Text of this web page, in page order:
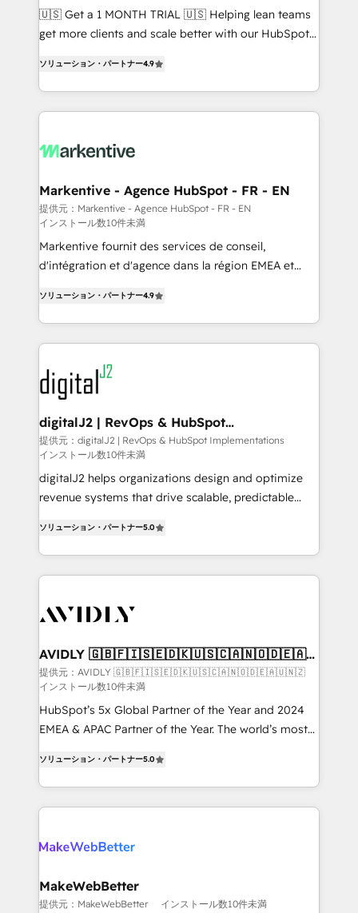
Build high-performing websites with UX, messaging,
& conversion strategy that drive results. 🤖AI
AI, & maximize AEO with tailored AI services. 🧩
Integrations: Extend HubSpot with custom
🇺🇸 Get a 1 MONTH TRIAL 🇺🇸 Helping lean teams
get more clients and scale better with our HubSpot
Work With 🚀 We help lean, growing companies: -
Win more business - Reduce no-shows - Improve
lead & deal conversion rates - Scale with less
What do you get? 🤓 Our client's are too busy to
Personal Consultant + Tech Team to handle the
heavy lifting of mapping out AND building your ideal
system. + Get best practices and 'don't know what
you don't know' recommendations to maximize
conversions! OTF is an Elite Partner (top 1% of
Partner of the Year 💥 Trusted by 2,500+ companies
to help them scale and close more business, by
using HubSpot (the right way). ⭐️ Here's more info:
learn more!
ソリューション・パートナー4.9
Markentive - Agence HubSpot - FR - EN
提供元：Markentive - Agence HubSpot - FR - EN
インストール数10件未満
Markentive fournit des services de conseil,
d'intégration et d'agence dans la région EMEA et
marketing automation, Growth, Revops, CRM et
webdesign. Markentive is both a consulting firm, a
digital agency and an integrator. With over 115
experts in marketing automation, growth, revops,
CRM and webdesign (We focus on EMEA - USA
customers).
ソリューション・パートナー4.9
digitalJ2 | RevOps & HubSpot
Implementations
提供元：digitalJ2 | RevOps & HubSpot Implementations
インストール数10件未満
digitalJ2 helps organizations design and optimize
revenue systems that drive scalable, predictable
Partner, we specialize in both strategic RevOps
planning and hands-on technical execution - building
the operational foundation companies need to
Healthcare - Financial Services - Managed IT (MSP) -
we help: ✔️ Full HubSpot implementations and portal
optimization ✔️ Data migrations, CRM architecture,
and reporting foundations ✔️ Custom integrations
and workflow automation ✔️ User adoption
programs, training, and enablement Through project-
partnerships, we guide organizations through the
revenue maturity model - delivering the right
improvements at the right time so operations
grows.
ソリューション・パートナー5.0
AVIDLY 🇬🇧🇫🇮🇸🇪🇩🇰🇺🇸🇨🇦🇳🇴🇩🇪🇦🇺
🇳🇿
提供元：AVIDLY 🇬🇧🇫🇮🇸🇪🇩🇰🇺🇸🇨🇦🇳🇴🇩🇪🇦🇺🇳🇿
インストール数10件未満
HubSpot’s 5x Global Partner of the Year and 2024
EMEA & APAC Partner of the Year. The world’s most
Partner. 🚀 With 2,750+ HubSpot projects delivered
and 370+ specialists across EMEA, APAC and NAM,
we de-risk complex CRM programmes and
multi-region migrations to AI-powered automation,
scale. 🏆 HubSpot’s CEO called us “the partner of the
future.” Others agree it is proof of trust built through
ソリューション・パートナー5.0
MakeWebBetter
提供元：MakeWebBetter インストール数10件未満